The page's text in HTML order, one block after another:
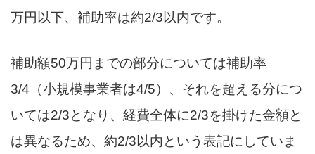
万円以下、補助率は約2/3以内です。
補助額50万円までの部分については補助率
3/4（小規模事業者は4/5）、それを超える分につ
いては2/3となり、経費全体に2/3を掛けた金額と
は異なるため、約2/3以内という表記にしていま